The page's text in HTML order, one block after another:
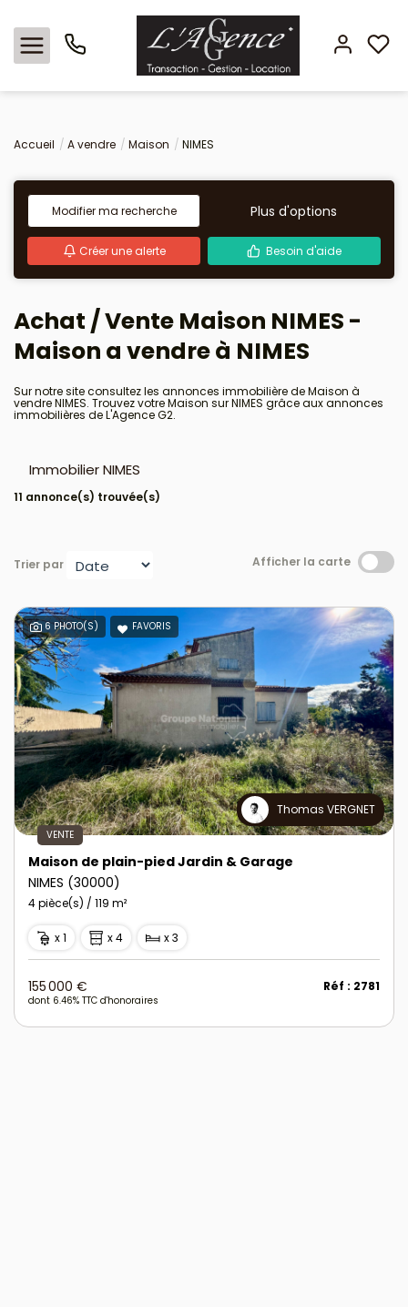
Nos offres
Locations
L'agence
Estimation
Avis clients
Accueil A vendre Maison NIMES
Modifier ma recherche Plus d'options
Créer une alerte Besoin d'aide
Achat / Vente Maison NIMES -
Maison a vendre à NIMES
Sur notre site consultez les annonces immobilière de Maison à
vendre NIMES. Trouvez votre Maison sur NIMES grâce aux annonces
immobilières de L'Agence G2.
Immobilier NIMES
11 annonce(s) trouvée(s)
Trier par Afficher la carte
6 PHOTO(S) FAVORIS
Thomas VERGNET
VENTE
Maison de plain-pied Jardin & Garage
NIMES (30000)
4 pièce(s) / 119 m²
x 1 x 4 x 3
155 000 €
dont 6.46% TTC d'honoraires
Réf : 2781